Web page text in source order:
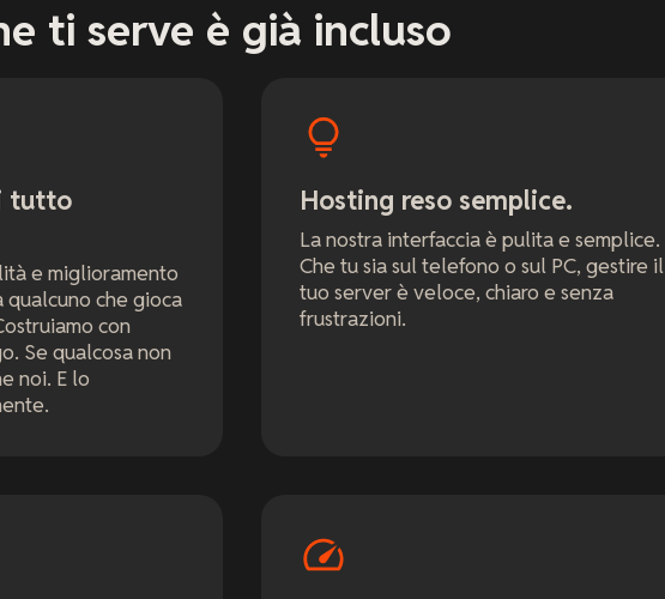
ti serve è già incluso
tutto
e miglioramento
qualcuno che gioca
con
Se qualcosa non
noi. E lo
Hosting reso semplice.
La nostra interfaccia è pulita e semplice.
Che tu sia sul telefono o sul PC, gestire il
tuo server è veloce, chiaro e senza
frustrazioni.